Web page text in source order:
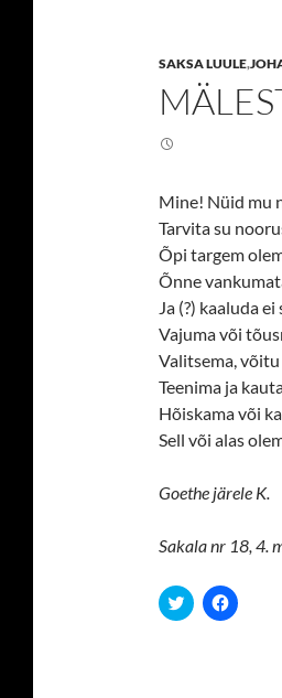
SAKSA LUULE,
Mine! Nüid mu
Tarvita su
Õpi targem
Õnne
Ja (?) kaaluda ei
Vajuma või
Valitsema, võitu
Teenima ja
Hõiskama või
Sell või alas
Goethe järele K.
Sakala nr 18, 4.
C
l
C
l